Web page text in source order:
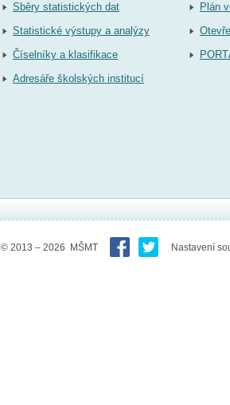
Sběry statistických dat
Statistické výstupy a analýzy
Číselníky a klasifikace
Adresáře školských institucí
Plán
© 2013 – 2026 MŠMT Nastavení